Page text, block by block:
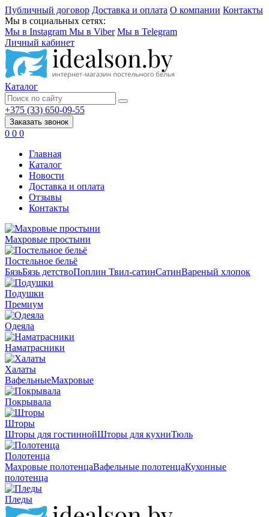
Публичный договор Доставка и оплата О компании Контакты
Мы в социальных сетях:
Мы в Instagram Мы в Viber Мы в Telegram
Личный кабинет
Каталог
+375 (33) 650-09-55
Заказать звонок
0 0 0
Главная
Каталог
Новости
Доставка и оплата
Отзывы
Контакты
Махровые простыни
Постельное бельё
БязьБязь детствоПоплин Твил-сатинСатинВареный хлопок
Подушки
Премиум
Одеяла
Наматрасники
Халаты
ВафельныеМахровые
Покрывала
Шторы
Шторы для гостиннойШторы для кухниТюль
Полотенца
Махровые полотенцаВафельные полотенцаКухонные
полотенца
Пледы